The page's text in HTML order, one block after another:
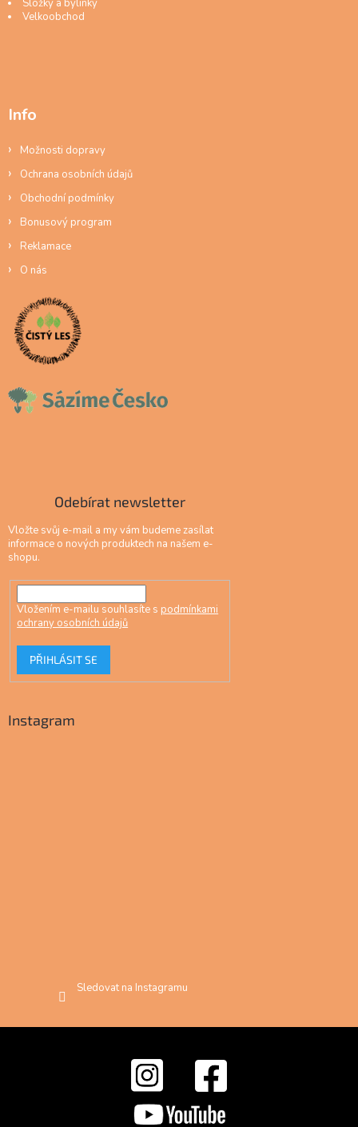
Velkoobchod
Info
Možnosti dopravy
Ochrana osobních údajů
Obchodní podmínky
Bonusový program
Reklamace
O nás
Odebírat newsletter
Vložte svůj e-mail a my vám budeme zasílat
informace o nových produktech na našem e-
shopu.
Vložením e-mailu souhlasíte s podmínkami
ochrany osobních údajů
PŘIHLÁSIT SE
Instagram
Sledovat na Instagramu